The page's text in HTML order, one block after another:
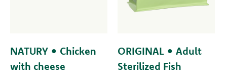
NATURY • Chicken
with cheese
ORIGINAL • Adult
Sterilized Fish